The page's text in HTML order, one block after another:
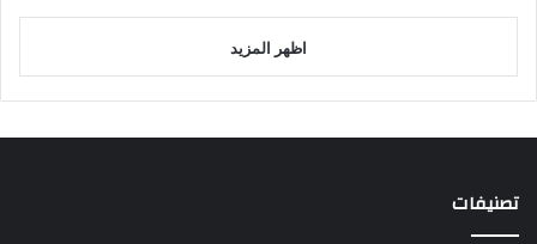
اظهر المزيد
تصنيفات